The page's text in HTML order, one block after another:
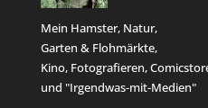
Mein Hamster, Natur,
Garten & Flohmärkte,
Kino, Fotografieren,
und "Irgendwas-mit-Medien"